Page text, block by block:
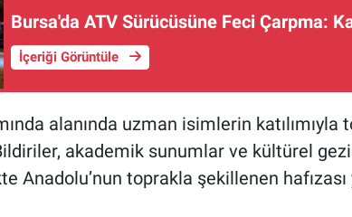
Bursa'da ATV Sürücüsüne Feci Çarpma:
İçeriği Görüntüle
alanında uzman isimlerin
akademik sunumlar ve kültürel
Anadolu’nun toprakla şekillenen hafızası